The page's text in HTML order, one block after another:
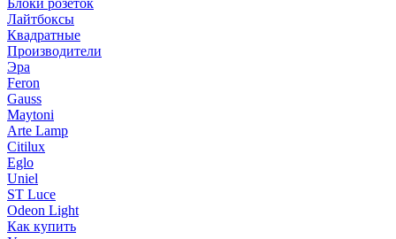
Блоки розеток
Лайтбоксы
Квадратные
Производители
Эра
Feron
Gauss
Maytoni
Arte Lamp
Citilux
Eglo
Uniel
ST Luce
Odeon Light
Как купить